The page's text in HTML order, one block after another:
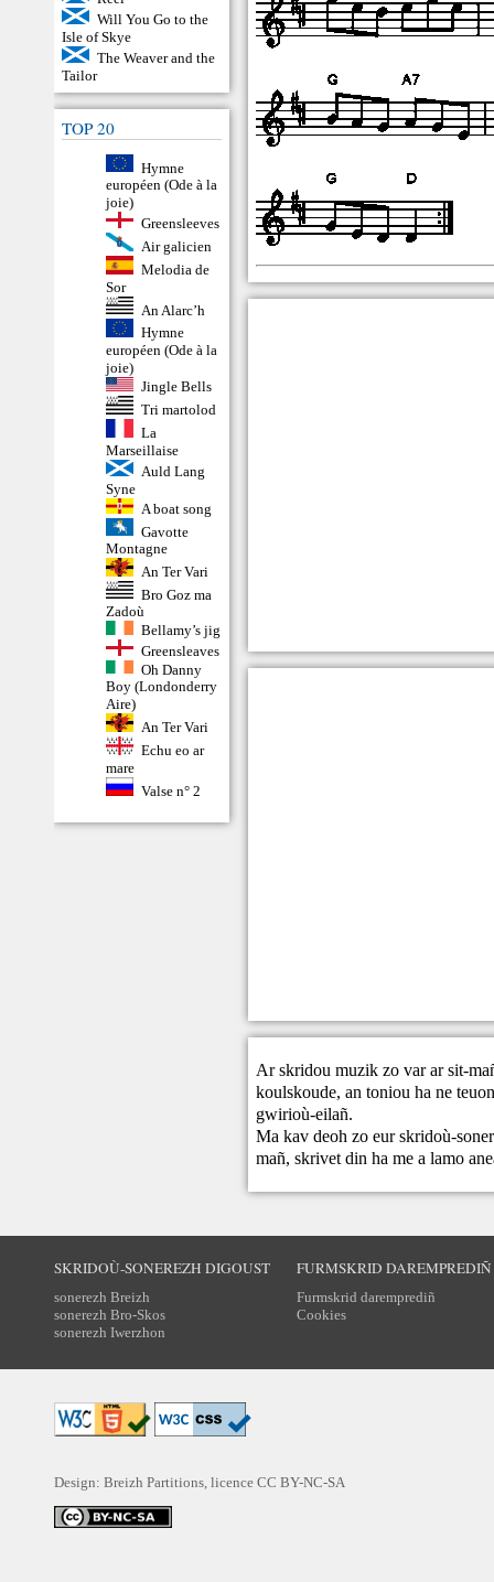
Will You Go to the
Isle of Skye
The Weaver and the
Tailor
TOP 20
Hymne
européen (Ode à la
joie)
Greensleeves
Air galicien
Melodia de
Sor
An Alarc’h
Hymne
européen (Ode à la
joie)
Jingle Bells
Tri martolod
La
Marseillaise
Auld Lang
Syne
A boat song
Gavotte
Montagne
An Ter Vari
Bro Goz ma
Zadoù
Bellamy’s jig
Greensleaves
Oh Danny
Boy (Londonderry
Aire)
An Ter Vari
Echu eo ar
mare
Valse n° 2
Ar skridou muzik zo var ar sit-
koulskoude, an toniou ha ne
gwirioù-eilañ.
Ma kav deoh zo eur skridoù-
mañ,skrivet din ha me a lamo
SKRIDOÙ-SONEREZH DIGOUST
sonerezh Breizh
sonerezh Bro-Skos
sonerezh Iwerzhon
FURMSKRID DAREMPREDIÑ
Furmskrid daremprediñ
Cookies
Design: Breizh Partitions, licence CC BY-NC-SA